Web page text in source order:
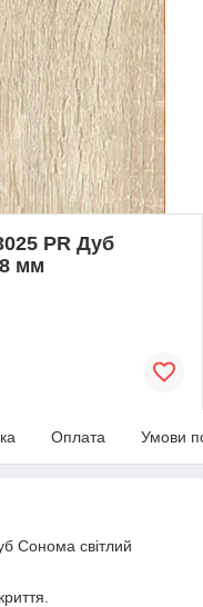
PR Дуб
мм
Оплата Умови
Сонома світлий